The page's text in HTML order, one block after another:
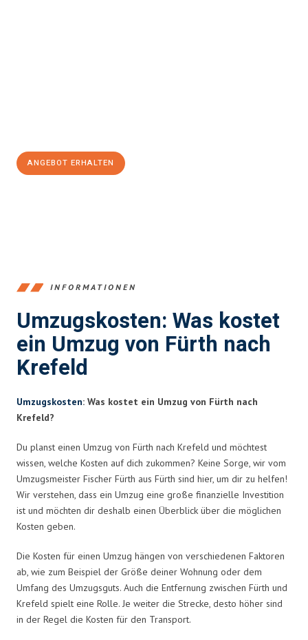
ANGEBOT ERHALTEN
INFORMATIONEN
Umzugskosten: Was kostet
ein Umzug von Fürth nach
Krefeld
Umzugskosten: Was kostet ein Umzug von Fürth nach
Krefeld?
Du planst einen Umzug von Fürth nach Krefeld und möchtest
wissen, welche Kosten auf dich zukommen? Keine Sorge, wir vom
Umzugsmeister Fischer Fürth aus Fürth sind hier, um dir zu helfen!
Wir verstehen, dass ein Umzug eine große finanzielle Investition
ist und möchten dir deshalb einen Überblick über die möglichen
Kosten geben.
Die Kosten für einen Umzug hängen von verschiedenen Faktoren
ab, wie zum Beispiel der Größe deiner Wohnung oder dem
Umfang des Umzugsguts. Auch die Entfernung zwischen Fürth und
Krefeld spielt eine Rolle. Je weiter die Strecke, desto höher sind
in der Regel die Kosten für den Transport.